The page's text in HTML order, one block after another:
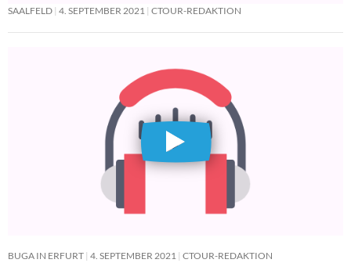
SAALFELD 4. SEPTEMBER 2021 CTOUR-REDAKTION
BUGA IN ERFURT 4. SEPTEMBER 2021 CTOUR-REDAKTION